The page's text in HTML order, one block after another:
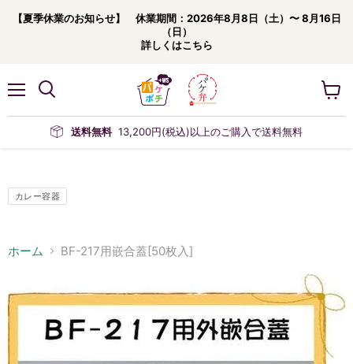
【夏季休業のお知らせ】 休業期間：2026年8月8日（土）〜 8月16日
（日）
詳しくはこちら
ニ
送料無料 13,200円(税込)以上のご購入で送料無料
ー
カレー容器
ホーム BF-217用嵌合蓋[50枚入]